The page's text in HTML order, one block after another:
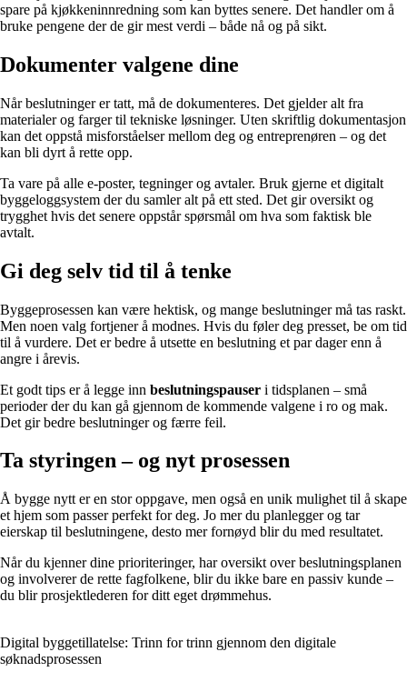
spare på kjøkkeninnredning som kan byttes senere. Det handler om å
bruke pengene der de gir mest verdi – både nå og på sikt.
Dokumenter valgene dine
Når beslutninger er tatt, må de dokumenteres. Det gjelder alt fra
materialer og farger til tekniske løsninger. Uten skriftlig dokumentasjon
kan det oppstå misforståelser mellom deg og entreprenøren – og det
kan bli dyrt å rette opp.
Ta vare på alle e-poster, tegninger og avtaler. Bruk gjerne et digitalt
byggeloggsystem der du samler alt på ett sted. Det gir oversikt og
trygghet hvis det senere oppstår spørsmål om hva som faktisk ble
avtalt.
Gi deg selv tid til å tenke
Byggeprosessen kan være hektisk, og mange beslutninger må tas raskt.
Men noen valg fortjener å modnes. Hvis du føler deg presset, be om tid
til å vurdere. Det er bedre å utsette en beslutning et par dager enn å
angre i årevis.
Et godt tips er å legge inn beslutningspauser i tidsplanen – små
perioder der du kan gå gjennom de kommende valgene i ro og mak.
Det gir bedre beslutninger og færre feil.
Ta styringen – og nyt prosessen
Å bygge nytt er en stor oppgave, men også en unik mulighet til å skape
et hjem som passer perfekt for deg. Jo mer du planlegger og tar
eierskap til beslutningene, desto mer fornøyd blir du med resultatet.
Når du kjenner dine prioriteringer, har oversikt over beslutningsplanen
og involverer de rette fagfolkene, blir du ikke bare en passiv kunde –
du blir prosjektlederen for ditt eget drømmehus.
Digital byggetillatelse: Trinn for trinn gjennom den digitale
søknadsprosessen